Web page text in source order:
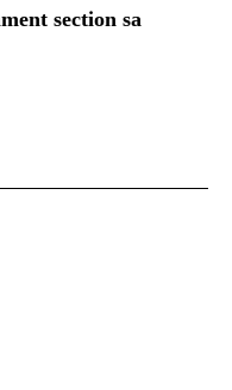
section sa